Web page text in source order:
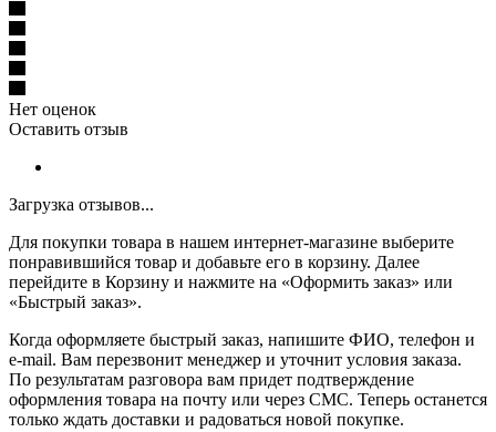
Нет оценок
Оставить отзыв
Загрузка отзывов...
Для покупки товара в нашем интернет-магазине выберите
понравившийся товар и добавьте его в корзину. Далее
перейдите в Корзину и нажмите на «Оформить заказ» или
«Быстрый заказ».
Когда оформляете быстрый заказ, напишите ФИО, телефон и
e-mail. Вам перезвонит менеджер и уточнит условия заказа.
По результатам разговора вам придет подтверждение
оформления товара на почту или через СМС. Теперь останется
только ждать доставки и радоваться новой покупке.